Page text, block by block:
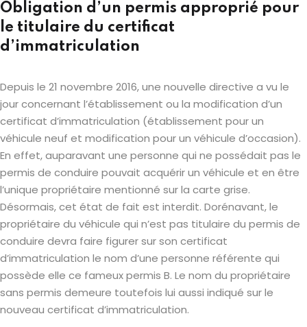
Obligation d’un permis approprié pour
le titulaire du certificat
d’immatriculation
Depuis le 21 novembre 2016, une nouvelle directive a vu le
jour concernant l’établissement ou la modification d’un
certificat d’immatriculation (établissement pour un
véhicule neuf et modification pour un véhicule d’occasion).
En effet, auparavant une personne qui ne possédait pas le
permis de conduire pouvait acquérir un véhicule et en être
l’unique propriétaire mentionné sur la carte grise.
Désormais, cet état de fait est interdit. Dorénavant, le
propriétaire du véhicule qui n’est pas titulaire du permis de
conduire devra faire figurer sur son certificat
d’immatriculation le nom d’une personne référente qui
possède elle ce fameux permis B. Le nom du propriétaire
sans permis demeure toutefois lui aussi indiqué sur le
nouveau certificat d’immatriculation.